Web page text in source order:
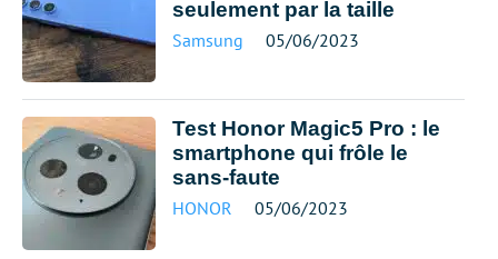
seulement par la taille
Samsung 05/06/2023
Test Honor Magic5 Pro : le
smartphone qui frôle le
sans-faute
HONOR 05/06/2023